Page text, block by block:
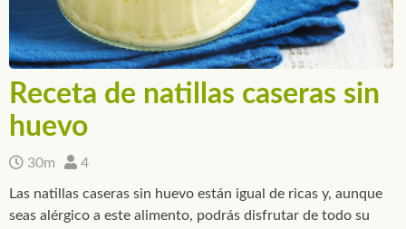
Receta de natillas caseras sin
huevo
30m 4
Las natillas caseras sin huevo están igual de ricas y, aunque
seas alérgico a este alimento, podrás disfrutar de todo su